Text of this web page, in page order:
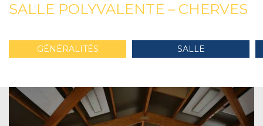
SALLE POLYVALENTE – CHERVES
GÉNÉRALITÉS SALLE